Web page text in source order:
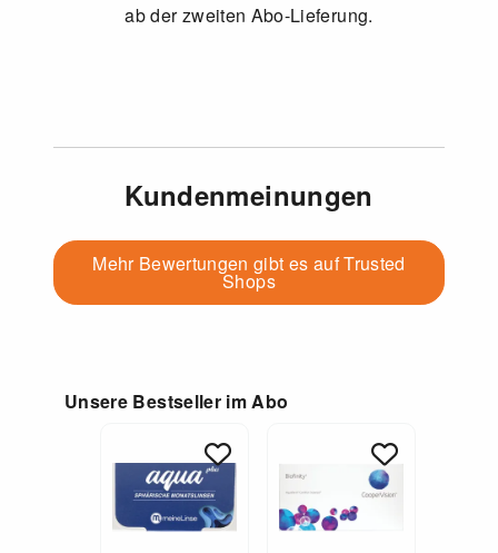
ab der zweiten Abo-Lieferung.
Kundenmeinungen
Mehr Bewertungen gibt es auf Trusted
Shops
Unsere Bestseller im Abo